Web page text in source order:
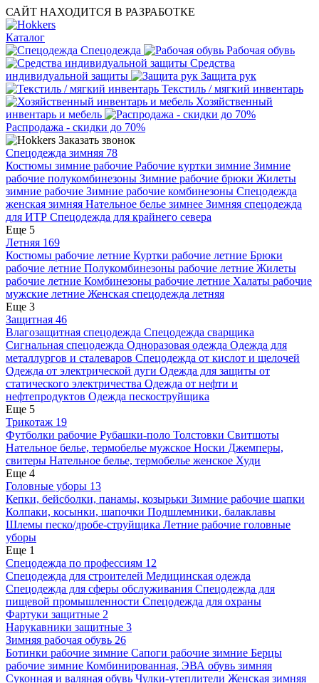
САЙТ НАХОДИТСЯ В РАЗРАБОТКЕ
Каталог
Спецодежда
Рабочая обувь
Средства
индивидуальной защиты
Защита рук
Текстиль / мягкий инвентарь
Хозяйственный
инвентарь и мебель
Распродажа - скидки до 70%
Заказать звонок
Спецодежда зимняя 78
Костюмы зимние рабочие Рабочие куртки зимние Зимние
рабочие полукомбинезоны Зимние рабочие брюки Жилеты
зимние рабочие Зимние рабочие комбинезоны Спецодежда
женская зимняя Нательное белье зимнее Зимняя спецодежда
для ИТР Спецодежда для крайнего севера
Еще 5
Летняя 169
Костюмы рабочие летние Куртки рабочие летние Брюки
рабочие летние Полукомбинезоны рабочие летние Жилеты
рабочие летние Комбинезоны рабочие летние Халаты рабочие
мужские летние Женская спецодежда летняя
Еще 3
Защитная 46
Влагозащитная спецодежда Спецодежда сварщика
Сигнальная спецодежда Одноразовая одежда Одежда для
металлургов и сталеваров Спецодежда от кислот и щелочей
Одежда от электрической дуги Одежда для защиты от
статического электричества Одежда от нефти и
нефтепродуктов Одежда пескоструйщика
Еще 5
Трикотаж 19
Футболки рабочие Рубашки-поло Толстовки Свитшоты
Нательное белье, термобелье мужское Носки Джемперы,
свитеры Нательное белье, термобелье женское Худи
Еще 4
Головные уборы 13
Кепки, бейсболки, панамы, козырьки Зимние рабочие шапки
Колпаки, косынки, шапочки Подшлемники, балаклавы
Шлемы песко/дробе-струйщика Летние рабочие головные
уборы
Еще 1
Спецодежда по профессиям 12
Спецодежда для строителей Медицинская одежда
Спецодежда для сферы обслуживания Спецодежда для
пищевой промышленности Спецодежда для охраны
Фартуки защитные 2
Нарукавники защитные 3
Зимняя рабочая обувь 26
Ботинки рабочие зимние Сапоги рабочие зимние Берцы
рабочие зимние Комбинированная, ЭВА обувь зимняя
Суконная и валяная обувь Чулки-утеплители Женская зимняя